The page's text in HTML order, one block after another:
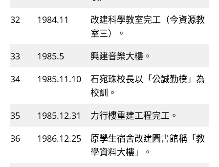
32
1984.11
改建科學教室完工（今資源教
室三）。
33
1985.5
興建音樂大樓。
34
1985.11.10
石宛珠校長以「公誠勤樸」為
校訓。
35
1985.12.31
力行樓重建工程完工。
36
1986.12.25
原學生宿舍改建圖書館稱「教
學資料大樓」。